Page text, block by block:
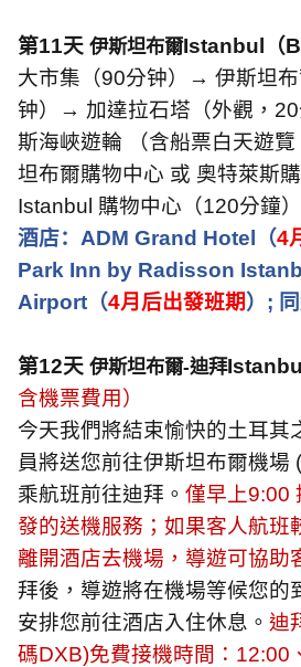
第11天 伊斯坦布爾Istanbul （
大市集（90分钟）→ 伊斯坦布
钟）→ 加達拉石塔（外觀， 20
斯海峽遊輪 （含船票白天遊覽
坦布爾購物中心 或 奧特萊斯
Istanbul 購物中心（120分鐘）
酒店： ADM Grand Hotel （4
Park Inn by Radisson
Airport （4月后出發班期 ） ;
第12天 伊斯坦布爾-迪拜
含機票費用）
今天我們將結束愉快的土耳其
員將送您前往伊斯坦布爾機場 (
乘航班前往迪拜。 僅早上9:00
發的送機服務；如果客人航班
離開酒店去機場，導遊可協助
拜後，導遊將在機場等候您的
安排您前往酒店入住休息。 迪
碼DXB)免費接機時間： 12:00